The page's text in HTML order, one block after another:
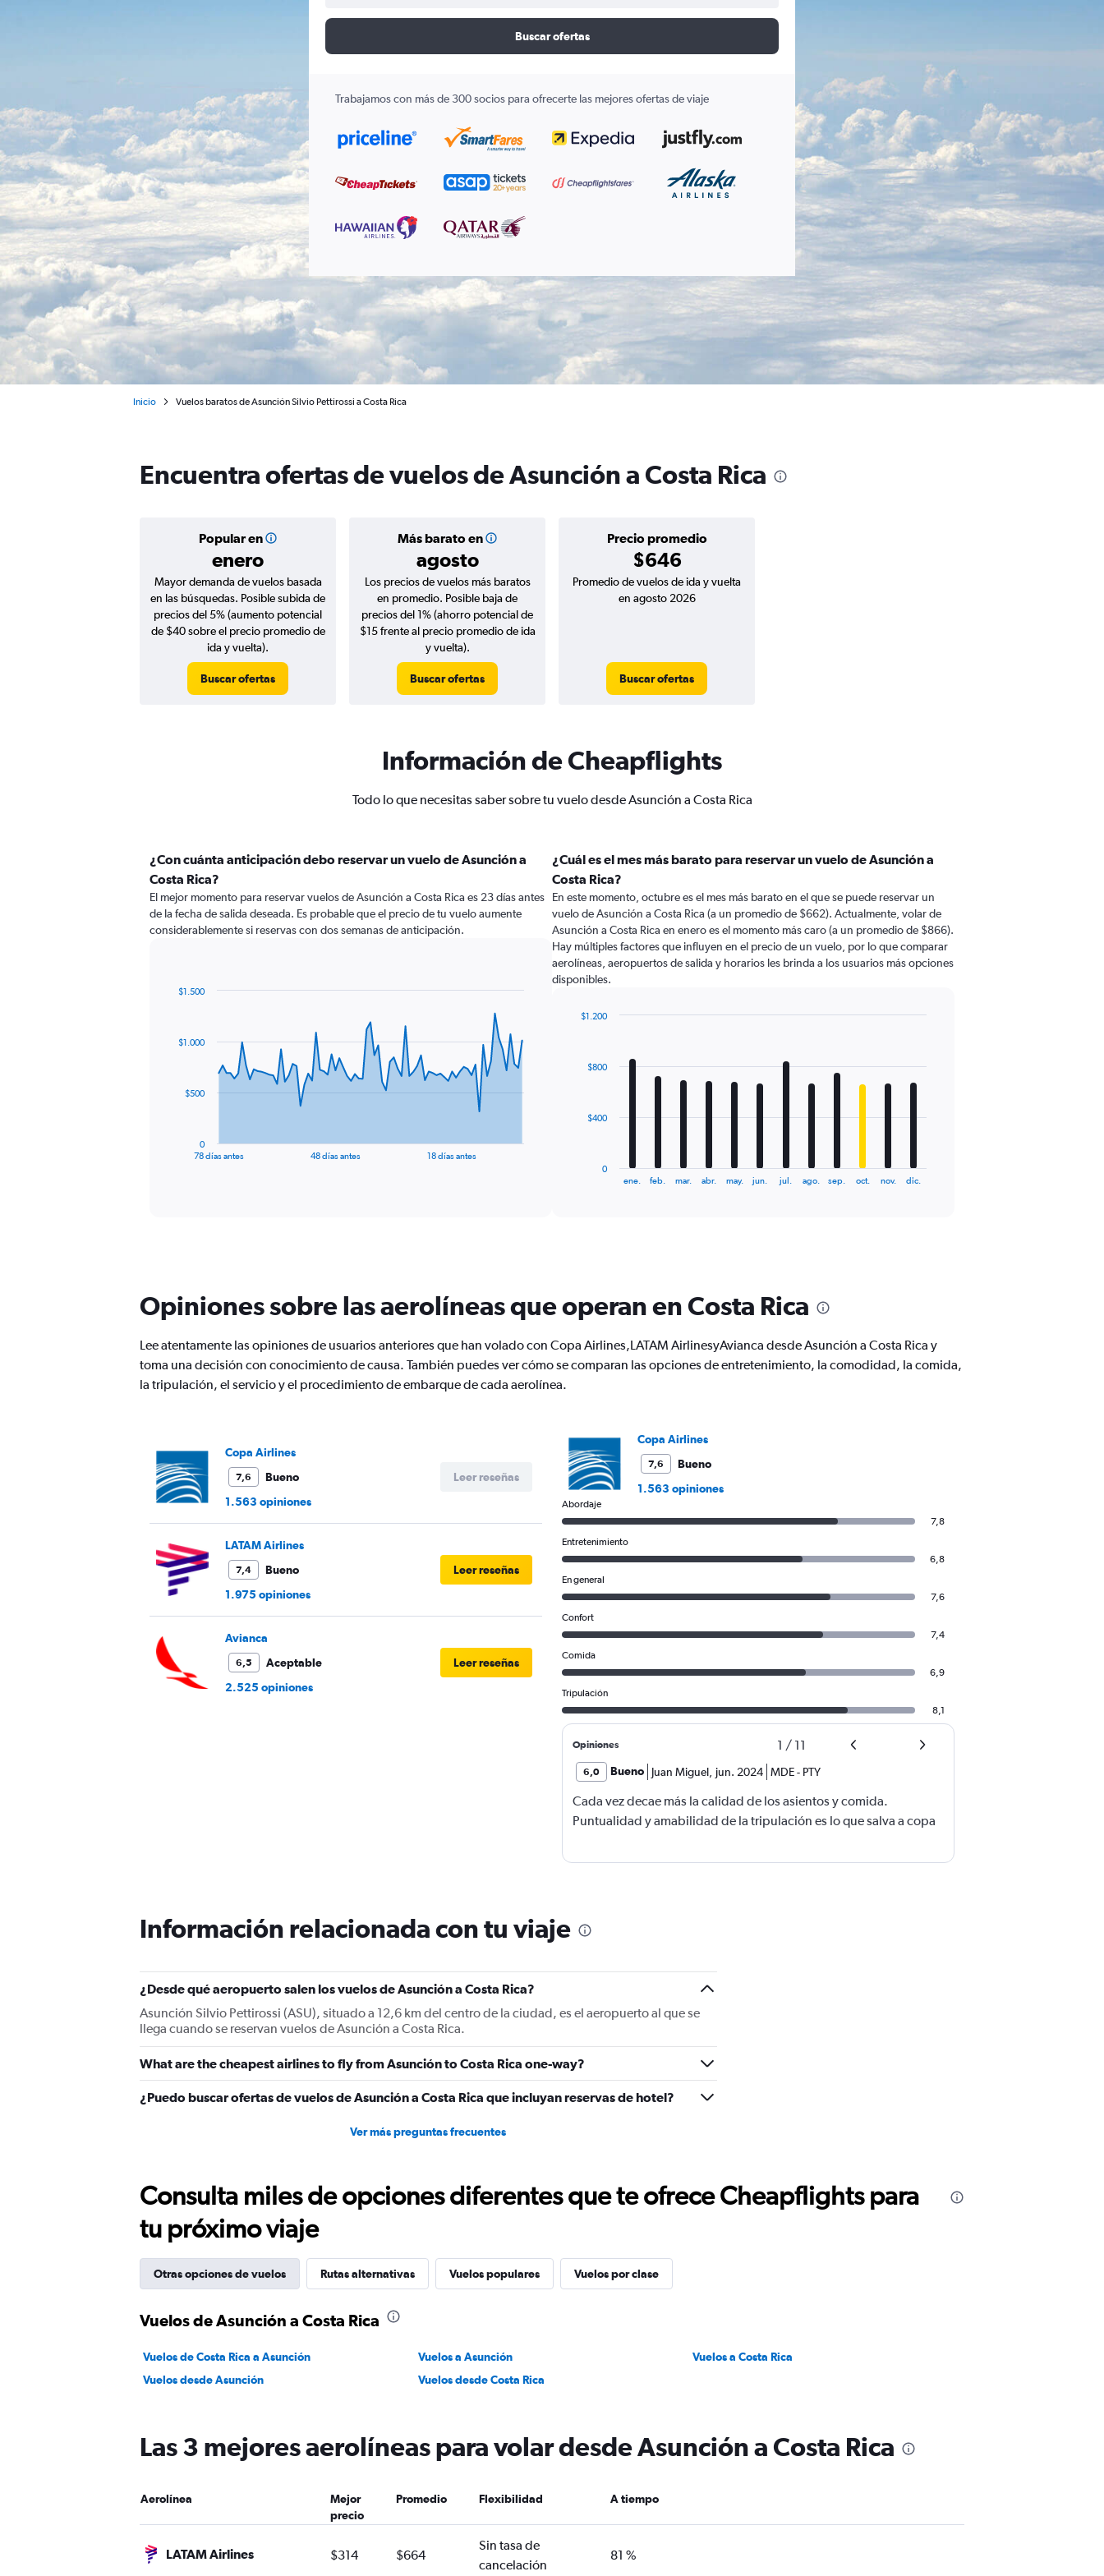
Buscar ofertas
Trabajamos con más de 300 socios para ofrecerte las mejores ofertas de viaje
Inicio Vuelos baratos de Asunción Silvio Pettirossi a Costa Rica
Encuentra ofertas de vuelos de Asunción a Costa Rica
Popular en
enero
Más barato en
agosto
Precio promedio
$646
Mayor demanda de vuelos basada
en las búsquedas. Posible subida de
precios del 5% (aumento potencial
de $40 sobre el precio promedio de
ida y vuelta).
Buscar ofertas
Los precios de vuelos más baratos
en promedio. Posible baja de
precios del 1% (ahorro potencial de
$15 frente al precio promedio de ida
y vuelta).
Buscar ofertas
Promedio de vuelos de ida y vuelta
en agosto 2026
Buscar ofertas
Información de Cheapflights
Todo lo que necesitas saber sobre tu vuelo desde Asunción a Costa Rica
¿Con cuánta anticipación debo reservar un vuelo de Asunción a
Costa Rica?
El mejor momento para reservar vuelos de Asunción a Costa Rica es 23 días antes
de la fecha de salida deseada. Es probable que el precio de tu vuelo aumente
considerablemente si reservas con dos semanas de anticipación.
data
The
has
1
axis
displaying
values.
Range:
78 días antes 48 días antes 18 días antes
0
$500
$1.000
$1.500
¿Cuál es el mes más barato para reservar un vuelo de Asunción a
Costa Rica?
En este momento, octubre es el mes más barato en el que se puede reservar un
vuelo de Asunción a Costa Rica (a un promedio de $662). Actualmente, volar de
Asunción a Costa Rica en enero es el momento más caro (a un promedio de $866).
Hay múltiples factores que influyen en el precio de un vuelo, por lo que comparar
aerolíneas, aeropuertos de salida y horarios les brinda a los usuarios más opciones
disponibles.
The
chart
has
Y
axis
1200.
ene. feb. mar. abr. may. jun. jul. ago. sep. oct. nov. dic.
0
$400
$800
$1.200
Opiniones sobre las aerolíneas que operan en Costa Rica
Lee atentamente las opiniones de usuarios anteriores que han volado con Copa Airlines,LATAM AirlinesyAvianca desde Asunción a Costa Rica y
toma una decisión con conocimiento de causa. También puedes ver cómo se comparan las opciones de entretenimiento, la comodidad, la comida,
la tripulación, el servicio y el procedimiento de embarque de cada aerolínea.
Copa Airlines
7,6
Bueno
1.563 opiniones
Leer reseñas
LATAM Airlines
7,4
Bueno
1.975 opiniones
Leer reseñas
Avianca
6,5
Aceptable
2.525 opiniones
Leer reseñas
Copa Airlines
7,6
Bueno
1.563 opiniones
Abordaje
7,8
Entretenimiento
6,8
En general
7,6
Confort
7,4
Comida
6,9
Tripulación
8,1
Opiniones 1 / 11
6,0 Bueno Juan Miguel jun. 2024 MDE- PTY
Cada vez decae más la calidad de los asientos y comida.
Puntualidad y amabilidad de la tripulación es lo que salva a copa
Información relacionada con tu viaje
¿Desde qué aeropuerto salen los vuelos de Asunción a Costa Rica?
Asunción Silvio Pettirossi (ASU), situado a 12,6 km del centro de la ciudad, es el aeropuerto al que se
llega cuando se reservan vuelos de Asunción a Costa Rica.
What are the cheapest airlines to fly from Asunción to Costa Rica one-way?
¿Puedo buscar ofertas de vuelos de Asunción a Costa Rica que incluyan reservas de hotel?
Ver más preguntas frecuentes
Consulta miles de opciones diferentes que te ofrece Cheapflights para
tu próximo viaje
Otras opciones de vuelos Rutas alternativas Vuelos populares Vuelos por clase
Vuelos de Asunción a Costa Rica
Vuelos de Costa Rica a Asunción Vuelos a Asunción
Vuelos a Costa Rica
Vuelos desde Asunción
Vuelos desde Costa Rica
Las 3 mejores aerolíneas para volar desde Asunción a Costa Rica
Aerolínea
Mejor
precio
Promedio Flexibilidad A tiempo
LATAM Airlines $314 $664
Sin tasa de
cancelación
81 %